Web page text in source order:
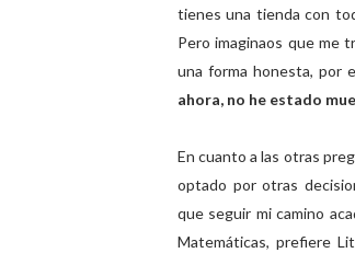
tienes una tienda con
Pero imaginaos que me
una forma honesta, por
ahora, no he estado
En cuanto a las otras
optado por otras
que seguir mi camino
Matemáticas, prefiere